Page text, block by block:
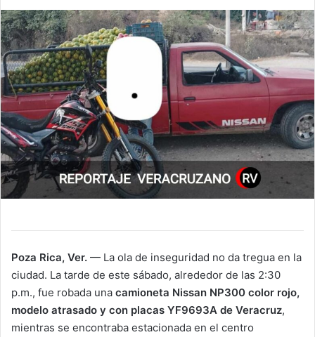
Poza Rica, Ver. — La ola de inseguridad no da tregua en la
ciudad. La tarde de este sábado, alrededor de las 2:30
p.m., fue robada una camioneta Nissan NP300 color rojo,
modelo atrasado y con placas YF9693A de Veracruz,
mientras se encontraba estacionada en el centro